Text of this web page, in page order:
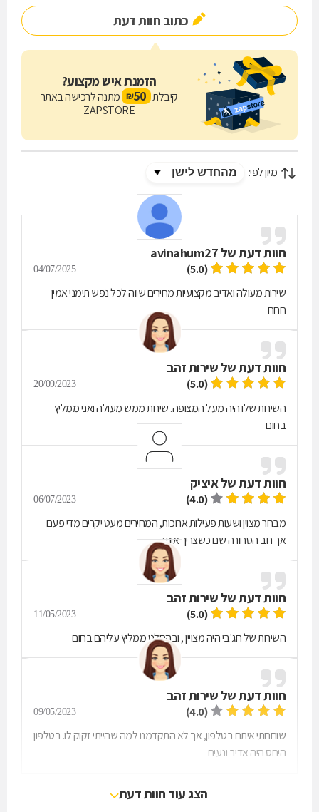
כתוב חוות דעת
הזמנת איש מקצוע?
קיבלת 50
₪ מתנה לרכישה באתר
ZAPSTORE
מיון לפי:
חוות דעת של avinahum27
(5.0)
04/07/2025
שירות מעולה ואדיב מקצועיות מחירים שווה לכל נפש תימני אמין
חחח
חוות דעת של שירות זהב
(5.0)
20/09/2023
השירות שלו היה מעל המצופה. שירות ממש מעולה ואני ממליץ
בחום
חוות דעת שלאיציק
(4.0)
06/07/2023
מבחר מצוין ושעות פעילות ארוכות, המחירים מעט יקרים מדי פעם
אך רוב הסחורה שם כשצריך אותה
חוות דעת של שירות זהב
(5.0)
11/05/2023
השירות של חג'בי היה מצויין , ובהחלט ממליץ עליהם בחום
חוות דעת של שירות זהב
(4.0)
09/05/2023
שוחחתי איתם בטלפון, אך לא התקדמנו למה שהייתי זקוק לו. בטלפון
היחס היה אדיב ונעים
הצג עוד חוות דעת